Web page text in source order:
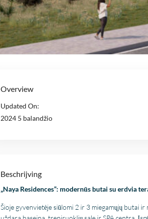
Overview
Updated On:
2024 5 balandžio
Beschrijving
„Naya Residences”: modernūs butai su erdvia
Šioje gyvenvietėje siūlomi 2 ir 3 miegamųjų butai